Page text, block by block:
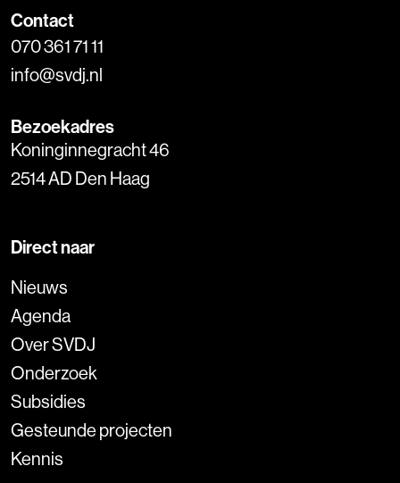
Contact
070 361 71 11
info@svdj.nl
Bezoekadres
Koninginnegracht 46
2514 AD Den Haag
Direct naar
Nieuws
Agenda
Over SVDJ
Onderzoek
Subsidies
Gesteunde projecten
Kennis